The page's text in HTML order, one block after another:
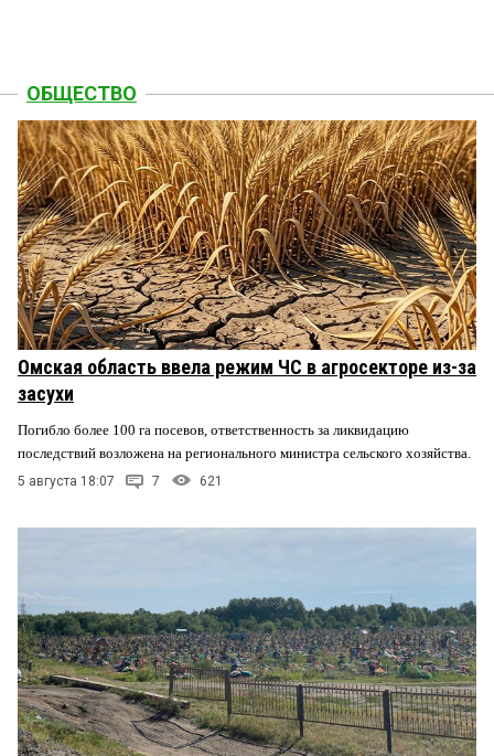
ОБЩЕСТВО
Омская область ввела режим ЧС в агросекторе из-за
засухи
Погибло более 100 га посевов, ответственность за ликвидацию
последствий возложена на регионального министра сельского хозяйства.
5 августа 18:07 7 621